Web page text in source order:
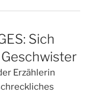
Sich
Erzählerin